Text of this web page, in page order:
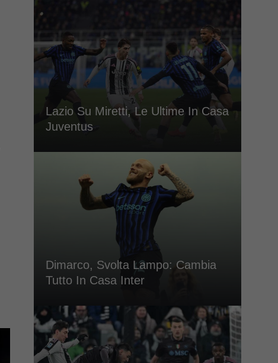
Lazio Su Miretti, Le Ultime In Casa
Juventus
Dimarco, Svolta Lampo: Cambia
Tutto In Casa Inter